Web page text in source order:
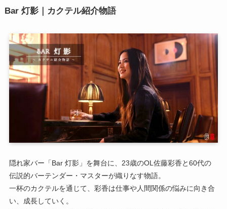
Bar 灯影｜カクテル紹介物語
隠れ家バー「Bar 灯影」を舞台に、23歳のOL佐藤彩香と60代の
伝説的バーテンダー・マスターが織りなす物語。
一杯のカクテルを通じて、彩香は仕事や人間関係の悩みに向き合
い、成長していく。